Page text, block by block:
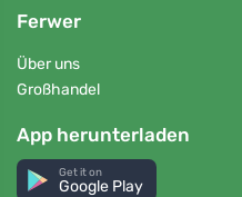
Ferwer
Über uns
Großhandel
App herunterladen
Get it on
Google Play